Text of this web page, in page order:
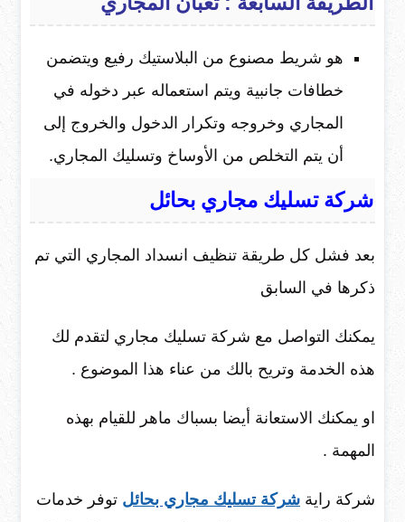
هو شريط مصنوع من البلاستيك رفيع ويتضمن
خطافات جانبية ويتم استعماله عبر دخوله في
المجاري وخروجه وتكرار الدخول والخروج إلى
أن يتم التخلص من الأوساخ وتسليك المجاري.
شركة تسليك مجاري بحائل
بعد فشل كل طريقة تنظيف انسداد المجاري التي تم
ذكرها في السابق
يمكنك التواصل مع شركة تسليك مجاري لتقدم لك
هذه الخدمة وتريح بالك من عناء هذا الموضوع .
او يمكنك الاستعانة أيضا بسباك ماهر للقيام بهذه
المهمة .
شركة راية شركة تسليك مجاري بحائل توفر خدمات